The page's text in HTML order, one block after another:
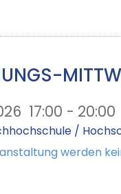
17:00 - 20:00
/
werden